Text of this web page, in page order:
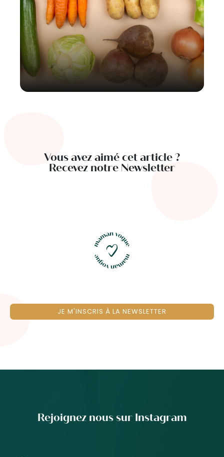
Vous avez aimé cet article ?
Recevez notre Newsletter
JE M'INSCRIS À LA NEWSLETTER
Rejoignez nous sur Instagram